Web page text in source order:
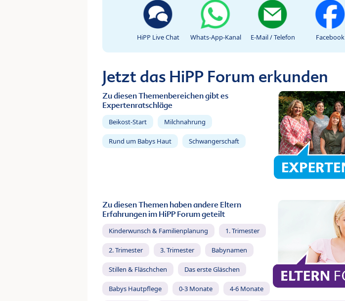
HiPP Live Chat Whats-App-Kanal E-Mail / Telefon Facebook
Jetzt das HiPP Forum erkunden
Zu diesen Themenbereichen gibt es
Expertenratschläge
Beikost-Start Milchnahrung
Rund um Babys Haut Schwangerschaft
Zu diesen Themen haben andere Eltern
Erfahrungen im HiPP Forum geteilt
Kinderwunsch & Familienplanung 1. Trimester
2. Trimester 3. Trimester Babynamen
Stillen & Fläschchen Das erste Gläschen
Babys Hautpflege 0-3 Monate 4-6 Monate